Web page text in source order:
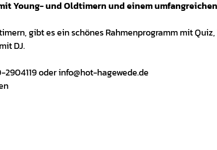
Young- und Oldtimern und einem
gibt es ein schönes Rahmenprogramm mit
DJ.
oder info@hot-hagewede.de